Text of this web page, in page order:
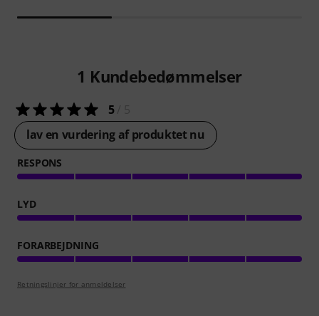
1 Kundebedømmelser
5/ 5
lav en vurdering af produktet nu
RESPONS
LYD
FORARBEJDNING
Retningslinjer for anmeldelser